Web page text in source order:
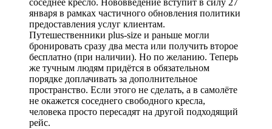
соседнее кресло. Нововведение вступит в силу 27
января в рамках частичного обновления политики
предоставления услуг клиентам.
Путешественники plus-size и раньше могли
бронировать сразу два места или получить второе
бесплатно (при наличии). Но по желанию. Теперь
же тучным людям придётся в обязательном
порядке доплачивать за дополнительное
пространство. Если этого не сделать, а в самолёте
не окажется соседнего свободного кресла,
человека просто пересадят на другой подходящий
рейс.